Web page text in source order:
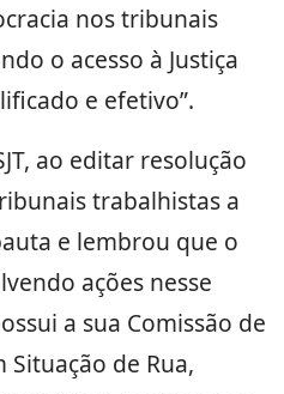
nos tribunais
o acesso à Justiça
e efetivo”.
ao editar resolução
trabalhistas a
e lembrou que o
ações nesse
a sua Comissão de
Situação de Rua,